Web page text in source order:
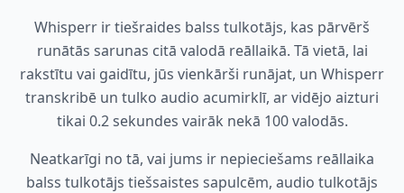
Whisperr ir tiešraides balss tulkotājs, kas pārvērš
runātās sarunas citā valodā reāllaikā. Tā vietā, lai
rakstītu vai gaidītu, jūs vienkārši runājat, un Whisperr
transkribē un tulko audio acumirklī, ar vidējo aizturi
tikai 0.2 sekundes vairāk nekā 100 valodās.
Neatkarīgi no tā, vai jums ir nepieciešams reāllaika
balss tulkotājs tiešsaistes sapulcēm, audio tulkotājs